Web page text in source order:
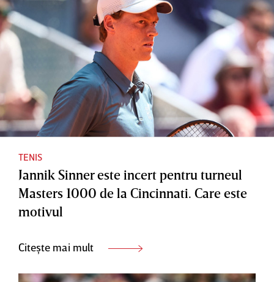
TENIS
Jannik Sinner este incert pentru turneul
Masters 1000 de la Cincinnati. Care este
motivul
Citește mai mult